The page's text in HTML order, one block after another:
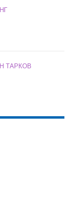
ТАРКОВ